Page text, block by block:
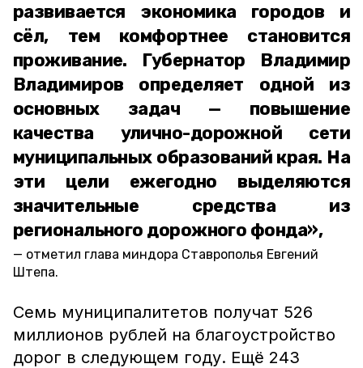
развивается экономика городов и
сёл, тем комфортнее становится
проживание. Губернатор Владимир
Владимиров определяет одной из
основных задач — повышение
качества улично-дорожной сети
муниципальных образований края. На
эти цели ежегодно выделяются
значительные средства из
регионального дорожного фонда»,
отметил глава миндора Ставрополья Евгений
Штепа.
Семь муниципалитетов получат 526
миллионов рублей на благоустройство
дорог в следующем году. Ещё 243